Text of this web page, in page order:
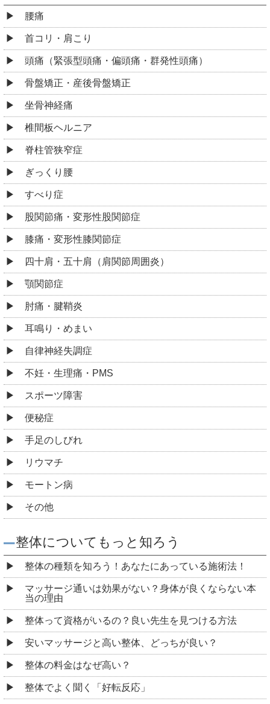
腰痛
首コリ・肩こり
頭痛（緊張型頭痛・偏頭痛・群発性頭痛）
骨盤矯正・産後骨盤矯正
坐骨神経痛
椎間板ヘルニア
脊柱管狭窄症
ぎっくり腰
すべり症
股関節痛・変形性股関節症
膝痛・変形性膝関節症
四十肩・五十肩（肩関節周囲炎）
顎関節症
肘痛・腱鞘炎
耳鳴り・めまい
自律神経失調症
不妊・生理痛・PMS
スポーツ障害
便秘症
手足のしびれ
リウマチ
モートン病
その他
整体についてもっと知ろう
整体の種類を知ろう！あなたにあっている施術法！
マッサージ通いは効果がない？身体が良くならない本
当の理由
整体って資格がいるの？良い先生を見つける方法
安いマッサージと高い整体、どっちが良い？
整体の料金はなぜ高い？
整体でよく聞く「好転反応」